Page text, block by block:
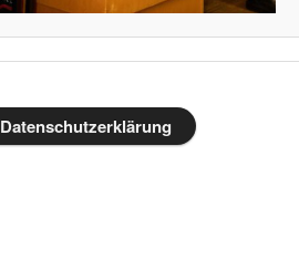
Datenschutzerklärung